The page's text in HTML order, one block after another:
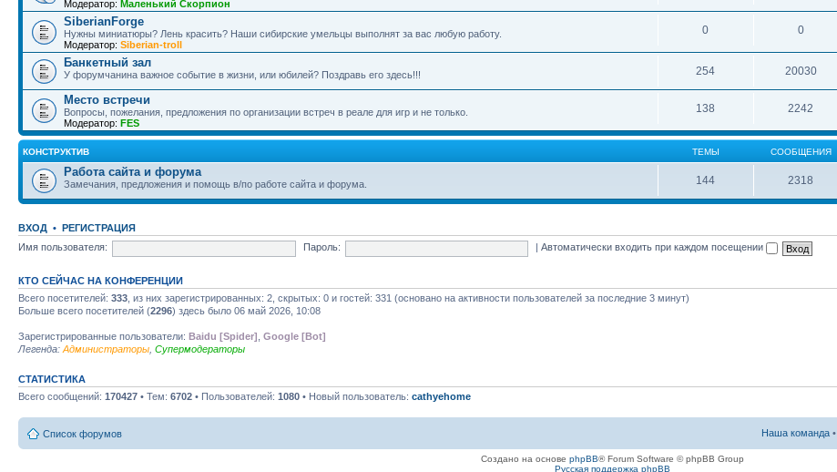
Модератор: Маленький Скорпион
SiberianForge
Нужны миниатюры? Лень красить? Наши сибирские умельцы выполнят за вас любую работу.
Модератор: Siberian-troll
0 0
Банкетный зал
У форумчанина важное событие в жизни, или юбилей? Поздравь его здесь!!! 254 20030
Место встречи
Вопросы, пожелания, предложения по организации встреч в реале для игр и не только.
Модератор: FES
138 2242
КОНСТРУКТИВ ТЕМЫ СООБЩЕНИЯ
Работа сайта и форума
Замечания, предложения и помощь в/по работе сайта и форума. 144 2318
ВХОД • РЕГИСТРАЦИЯ
Имя пользователя:
Пароль: |Автоматически входить при каждом посещении
КТО СЕЙЧАС НА КОНФЕРЕНЦИИ
Всего посетителей: 333 , из них зарегистрированных: 2, скрытых: 0 и гостей: 331 (основано на активности пользователей за последние 3 минут)
Больше всего посетителей (2296) здесь было 06 май 2026, 10:08
Зарегистрированные пользователи: Baidu [Spider] Google [Bot]
Легенда: Администраторы Супермодераторы
СТАТИСТИКА
Всего сообщений: 170427 • Тем: 6702 • Пользователей: 1080 • Новый пользователь: cathyehome
Список форумов Наша команда •
Создано на основе phpBB® Forum Software © phpBB Group
Русская поддержка phpBB